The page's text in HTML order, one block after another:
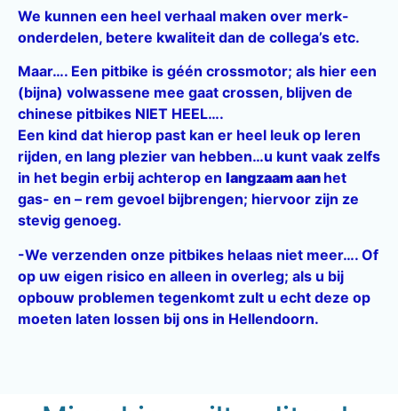
We kunnen een heel verhaal maken over merk-
onderdelen, betere kwaliteit dan de collega’s etc.
Maar…. Een pitbike is géén crossmotor; als hier een
(bijna) volwassene mee gaat crossen, blijven de
chinese pitbikes NIET HEEL….
Een kind dat hierop past kan er heel leuk op leren
rijden, en lang plezier van hebben…u kunt vaak zelfs
in het begin erbij achterop en langzaam aan het
gas- en – rem gevoel bijbrengen; hiervoor zijn ze
stevig genoeg.
-We verzenden onze pitbikes helaas niet meer…. Of
op uw eigen risico en alleen in overleg; als u bij
opbouw problemen tegenkomt zult u echt deze op
moeten laten lossen bij ons in Hellendoorn.